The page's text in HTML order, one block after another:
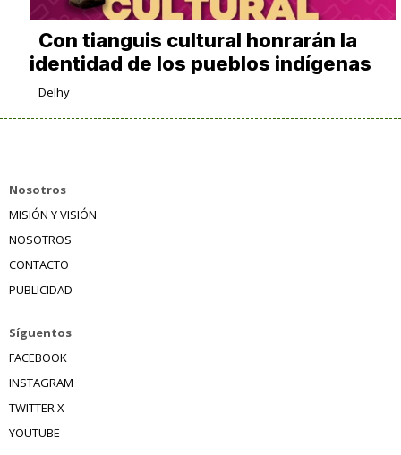
Con tianguis cultural honrarán la
identidad de los pueblos indígenas
Delhy
Nosotros
MISIÓN Y VISIÓN
NOSOTROS
CONTACTO
PUBLICIDAD
Síguentos
FACEBOOK
INSTAGRAM
TWITTER X
YOUTUBE